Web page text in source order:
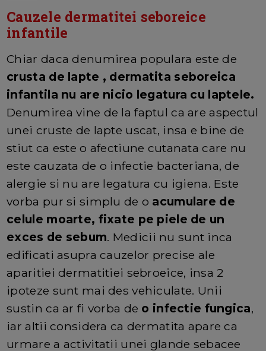
Cauzele dermatitei seboreice
infantile
Chiar daca denumirea populara este de
crusta de lapte , dermatita seboreica
infantila nu are nicio legatura cu laptele.
Denumirea vine de la faptul ca are aspectul
unei cruste de lapte uscat, insa e bine de
stiut ca este o afectiune cutanata care nu
este cauzata de o infectie bacteriana, de
alergie si nu are legatura cu igiena. Este
vorba pur si simplu de o acumulare de
celule moarte, fixate pe piele de un
exces de sebum. Medicii nu sunt inca
edificati asupra cauzelor precise ale
aparitiei dermatitiei sebroeice, insa 2
ipoteze sunt mai des vehiculate. Unii
sustin ca ar fi vorba de o infectie fungica,
iar altii considera ca dermatita apare ca
urmare a activitatii unei glande sebacee